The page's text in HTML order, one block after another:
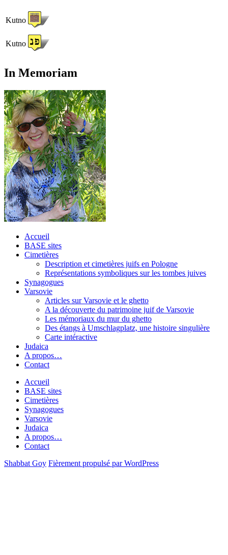
Kutno
Kutno
In Memoriam
Accueil
BASE sites
Cimetières
Description et cimetières juifs en Pologne
Représentations symboliques sur les tombes juives
Synagogues
Varsovie
Articles sur Varsovie et le ghetto
A la découverte du patrimoine juif de Varsovie
Les mémoriaux du mur du ghetto
Des étangs à Umschlagplatz, une histoire singulière
Carte intéractive
Judaica
A propos…
Contact
Accueil
BASE sites
Cimetières
Synagogues
Varsovie
Judaica
A propos…
Contact
Shabbat Goy Fièrement propulsé par WordPress